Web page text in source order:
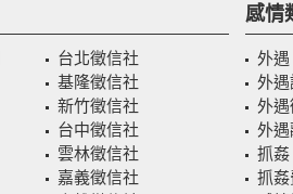
台北徵信社
基隆徵信社
新竹徵信社
台中徵信社
雲林徵信社
嘉義徵信社
感情
外遇
外
外
外
抓姦
抓